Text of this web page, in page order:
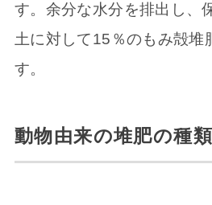
す。余分な水分を排出し、
土に対して15％のもみ殻堆
す。
動物由来の堆肥の種類